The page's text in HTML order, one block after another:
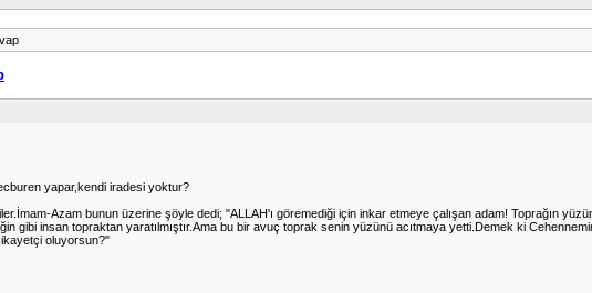
yapar,kendi iradesi yoktur?
Azam bunun üzerine şöyle dedi; "ALLAH'ı göremediği için inkar etmeye çalışan adam! Toprağın
gibi insan topraktan yaratılmıştır.Ama bu bir avuç toprak senin yüzünü acıtmaya yetti.Demek ki
oluyorsun?"